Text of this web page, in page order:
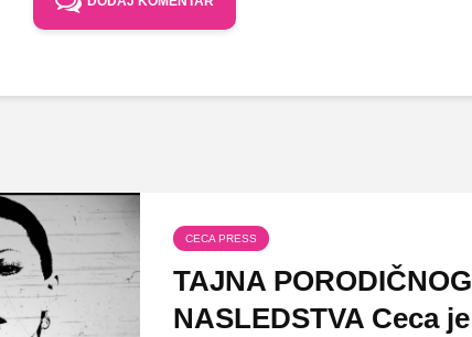
CECA PRESS
TAJNA PORODIČNOG
NASLEDSTVA Ceca je